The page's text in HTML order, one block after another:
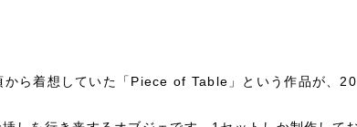
ら着想していた「Piece of Table」という作品が、